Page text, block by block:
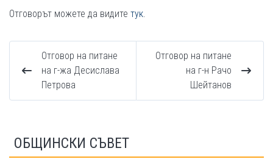
Отговорът можете да видите тук.
Отговор на питане
на г-жа Десислава
Петрова
Отговор на питане
на г-н Рачо
Шейтанов
ОБЩИНСКИ СЪВЕТ